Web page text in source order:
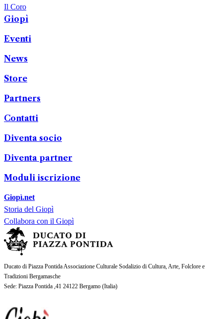
Il Coro
Giopì
Eventi
News
Store
Partners
Contatti
Diventa socio
Diventa partner
Moduli iscrizione
Giopì.net
Storia del Giopì
Collabora con il Giopì
Ducato di Piazza Pontida Associazione Culturale Sodalizio di Cultura, Arte, Folclore e
Tradizioni Bergamasche
Sede: Piazza Pontida ,41 24122 Bergamo (Italia)